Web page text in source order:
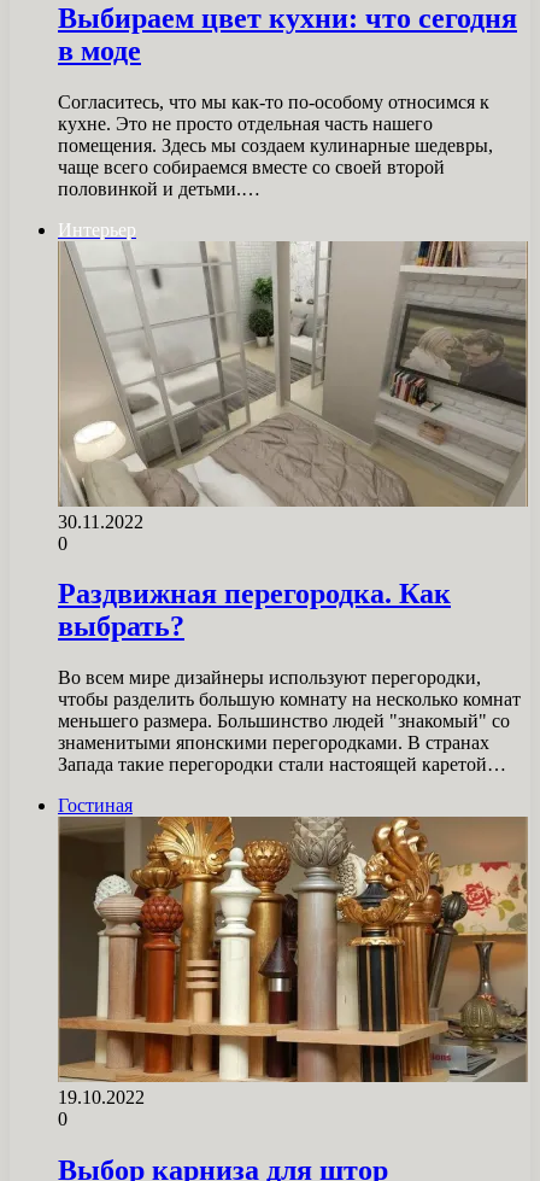
Выбираем цвет кухни: что сегодня
в моде
Согласитесь, что мы как-то по-особому относимся к
кухне. Это не просто отдельная часть нашего
помещения. Здесь мы создаем кулинарные шедевры,
чаще всего собираемся вместе со своей второй
половинкой и детьми.…
Интерьер
30.11.2022
0
Раздвижная перегородка. Как
выбрать?
Во всем мире дизайнеры используют перегородки,
чтобы разделить большую комнату на несколько комнат
меньшего размера. Большинство людей "знакомый" со
знаменитыми японскими перегородками. В странах
Запада такие перегородки стали настоящей каретой…
Гостиная
19.10.2022
0
Выбор карниза для штор